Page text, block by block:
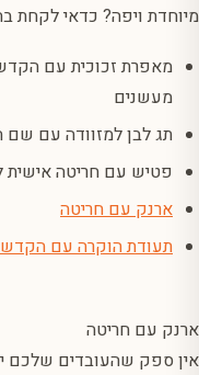
מיוחדת ויפה? כדאי לקחת
מאפרת זכוכית עם
מעשנים
תג לבן למזוודה עם שם
פטיש עם חריטה אישית
ארנק עם חריטה
תעודת הוקרה עם
ארנק עם חריטה
אין ספק שהעובדים שלכם